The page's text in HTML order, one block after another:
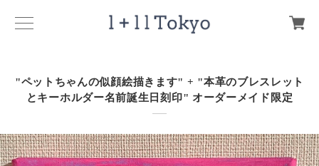
"ペットちゃんの似顔絵描きます" + "本革のブレスレット
とキーホルダー名前誕生日刻印" オーダーメイド限定